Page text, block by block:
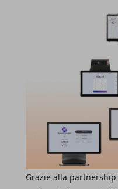
Grazie alla